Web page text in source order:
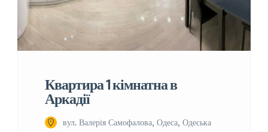
Квартира 1 кімнатна в
Аркадії
вул. Валерія Самофалова, Одеса, Одеська